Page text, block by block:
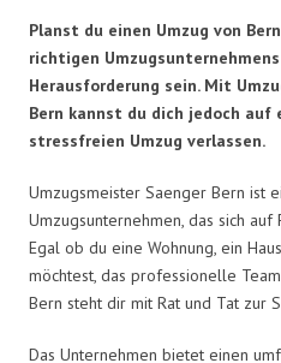
Planst du einen Umzug von
richtigen
Herausforderung sein. Mit
Bern kannst du dich jedoch auf
stressfreien Umzug verlassen.
Umzugsmeister Saenger Bern ist
Umzugsunternehmen, das sich
Egal ob du eine Wohnung, ein
möchtest, das professionelle
Bern steht dir mit Rat und Tat zur
Das Unternehmen bietet einen